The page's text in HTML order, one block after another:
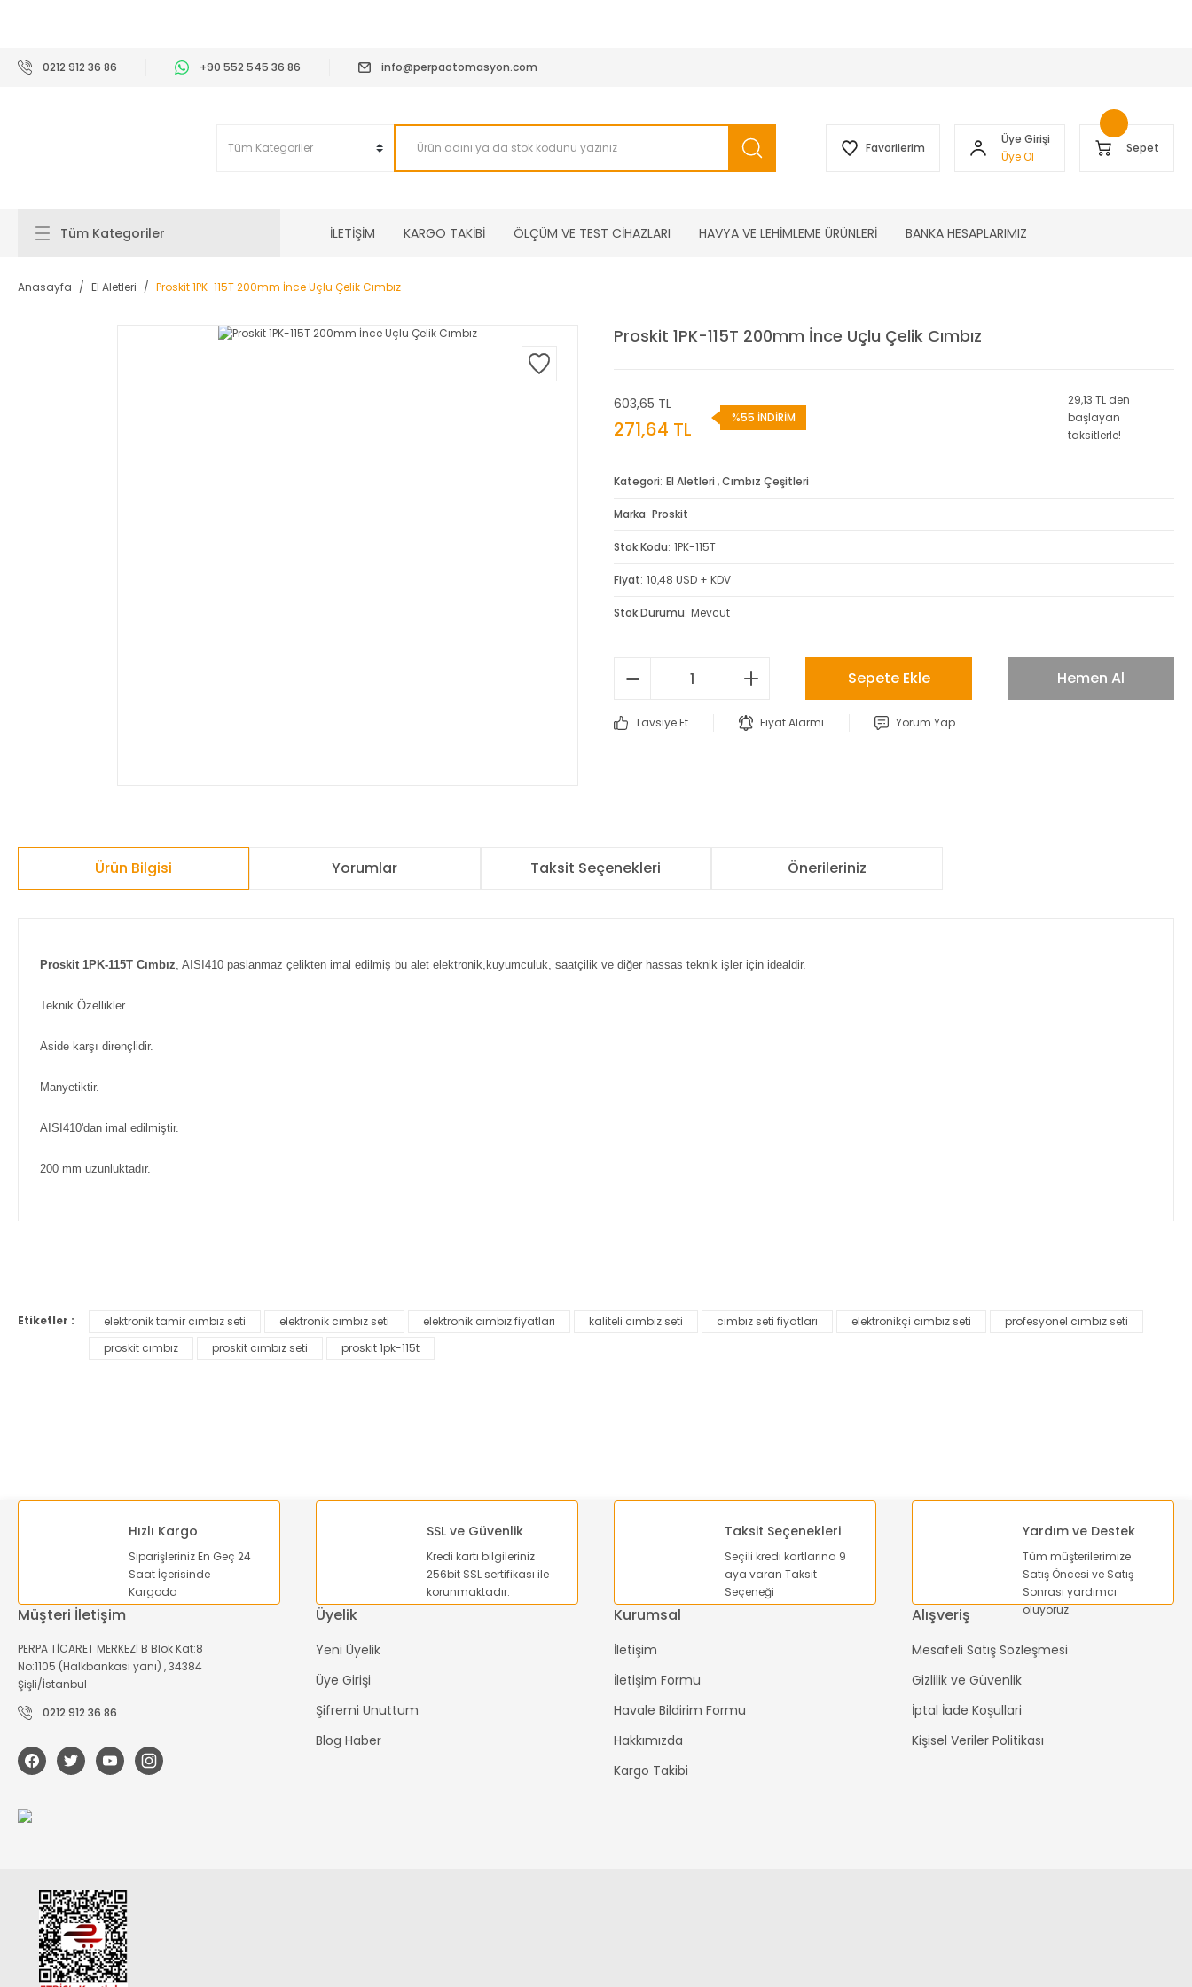
0212 912 36 86 +90 552 545 36 86 info@perpaotomasyon.com
Favorilerim
Üye Girişi
Üye Ol
Sepet
Tüm Kategoriler İLETİŞİM KARGO TAKİBİ ÖLÇÜM VE TEST CİHAZLARI HAVYA VE LEHİMLEME ÜRÜNLERİ BANKA HESAPLARIMIZ
Anasayfa El Aletleri Proskit 1PK-115T 200mm İnce Uçlu Çelik Cımbız
Proskit 1PK-115T 200mm İnce Uçlu Çelik Cımbız
603,65 TL
271,64 TL %55 İNDİRİM
29,13 TL den
başlayan
taksitlerle!
Kategori El Aletleri ,Cımbız Çeşitleri
Marka Proskit
Stok Kodu 1PK-115T
Fiyat 10,48 USD + KDV
Stok Durumu Mevcut
Sepete Ekle Hemen Al
Tavsiye Et Fiyat Alarmı Yorum Yap
Ürün Bilgisi Yorumlar Taksit Seçenekleri Önerileriniz
Proskit 1PK-115T Cımbız, AISI410 paslanmaz çelikten imal edilmiş bu alet elektronik,kuyumculuk, saatçilik ve diğer hassas teknik işler için idealdir.
Teknik Özellikler
Aside karşı dirençlidir.
Manyetiktir.
AISI410'dan imal edilmiştir.
200 mm uzunluktadır.
Ürün resmi kalitesiz, bozuk veya görüntülenemiyor.
Ürün açıklamasında eksik bilgiler bulunuyor.
Etiketler : elektronik tamir cımbız seti elektronik cımbız seti elektronik cımbız fiyatları kaliteli cımbız seti cımbız seti fiyatları elektronikçi cımbız seti
profesyonel cımbız seti
proskit cımbız
proskit cımbız seti proskit 1pk-115t
Hızlı Kargo
Siparişleriniz En Geç 24
Saat İçerisinde
Kargoda
SSL ve Güvenlik
Kredi kartı bilgileriniz
256bit SSL sertifikası ile
korunmaktadır.
Taksit Seçenekleri
Seçili kredi kartlarına 9
aya varan Taksit
Seçeneği
Yardım ve Destek
Tüm müşterilerimize
Satış Öncesi ve Satış
Sonrası yardımcı
oluyoruz
Müşteri İletişim
PERPA TİCARET MERKEZİ B Blok Kat:8
No:1105 (Halkbankası yanı) , 34384
Şişli/İstanbul
0212 912 36 86
Üyelik
Yeni Üyelik
Üye Girişi
Şifremi Unuttum
Blog Haber
Kurumsal
İletişim
İletişim Formu
Havale Bildirim Formu
Hakkımızda
Kargo Takibi
Alışveriş
Mesafeli Satış Sözleşmesi
Gizlilik ve Güvenlik
İptal İade Koşullari
Kişisel Veriler Politikası